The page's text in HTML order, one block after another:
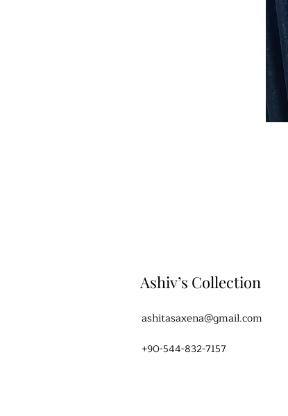
Ashiv’s Collection
ashitasaxena@gmail.com
+90-544-832-7157